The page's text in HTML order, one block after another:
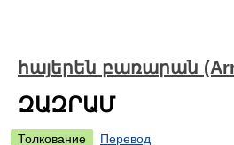
հայերեն բառարան
ԶԱԶՐԱՄ
Толкование
Перевод